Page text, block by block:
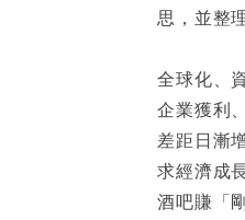
思，並整
全球化、
企業獲利
差距日漸
求經濟成
酒吧賺「